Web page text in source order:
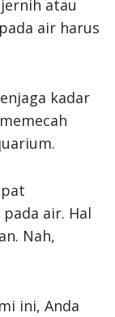
atau
air harus
kadar
air. Hal
Nah,
ini, Anda